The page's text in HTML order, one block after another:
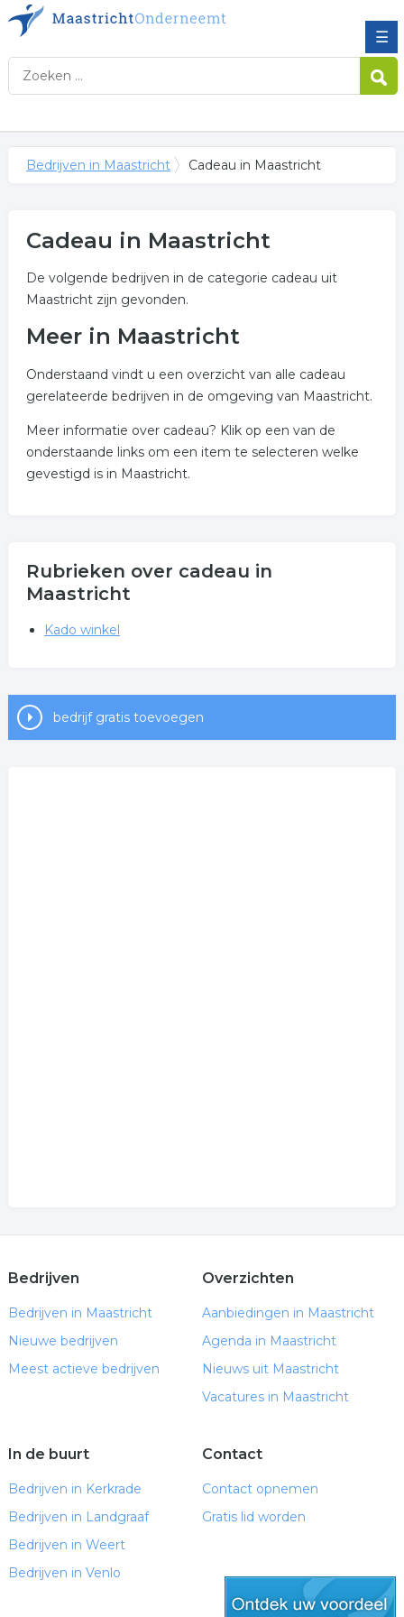
☰
Bedrijven in Maastricht Cadeau in Maastricht
Cadeau in Maastricht
De volgende bedrijven in de categorie cadeau uit
Maastricht zijn gevonden.
Meer in Maastricht
Onderstaand vindt u een overzicht van alle cadeau
gerelateerde bedrijven in de omgeving van Maastricht.
Meer informatie over cadeau? Klik op een van de
onderstaande links om een item te selecteren welke
gevestigd is in Maastricht.
Rubrieken over cadeau in
Maastricht
Kado winkel
bedrijf gratis toevoegen
Bedrijven
Bedrijven in Maastricht
Nieuwe bedrijven
Meest actieve bedrijven
Overzichten
Aanbiedingen in Maastricht
Agenda in Maastricht
Nieuws uit Maastricht
Vacatures in Maastricht
In de buurt
Bedrijven in Kerkrade
Bedrijven in Landgraaf
Bedrijven in Weert
Bedrijven in Venlo
Contact
Contact opnemen
Gratis lid worden